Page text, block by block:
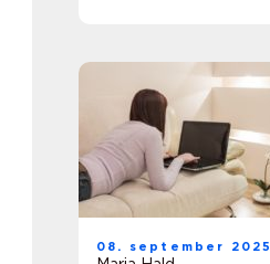
08. september 2025